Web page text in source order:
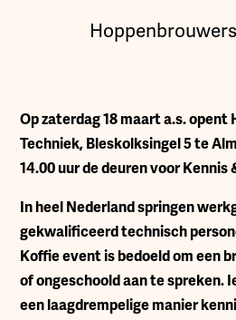
Op zaterdag 18 maart a.s. opent
Techniek, Bleskolksingel 5 te
14.00 uur de deuren voor Kennis
In heel Nederland springen
gekwalificeerd technisch
Koffie event is bedoeld om een
of ongeschoold aan te spreken.
een laagdrempelige manier